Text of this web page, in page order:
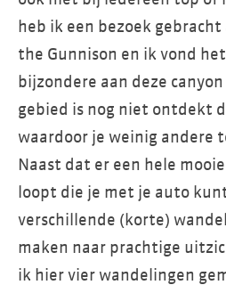
heb ik een bezoek gebracht
the Gunnison en ik vond
bijzondere aan deze
gebied is nog niet ontdekt
waardoor je weinig andere
Naast dat er een hele
loopt die je met je auto
verschillende (korte)
maken naar prachtige
ik hier vier wandelingen